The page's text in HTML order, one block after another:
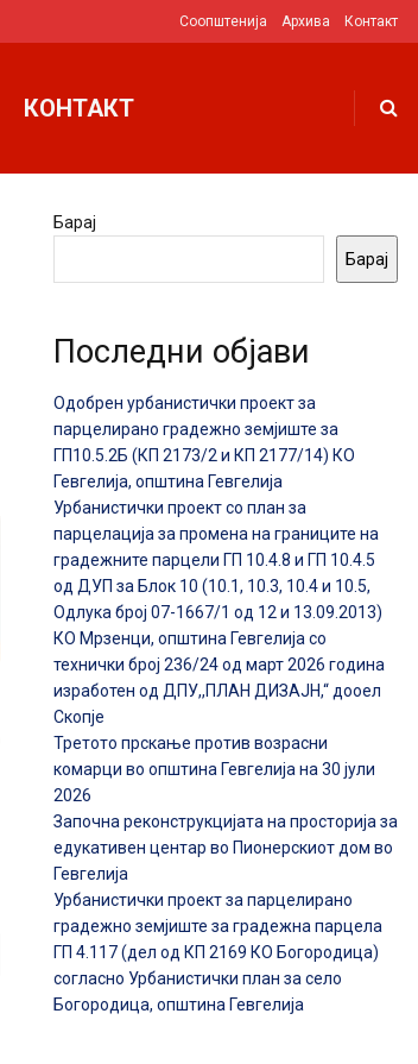
Соопштенија Архива Контакт
КОНТАКТ
Барај
Барај
Последни објави
Одобрен урбанистички проект за
парцелирано градежно земјиште за
ГП10.5.2Б (КП 2173/2 и КП 2177/14) КО
Гевгелија, општина Гевгелија
Урбанистички проект со план за
парцелација за промена на границите на
градежните парцели ГП 10.4.8 и ГП 10.4.5
од ДУП за Блок 10 (10.1, 10.3, 10.4 и 10.5,
Одлука број 07-1667/1 од 12 и 13.09.2013)
КО Мрзенци, општина Гевгелија со
технички број 236/24 од март 2026 година
изработен од ДПУ,,ПЛАН ДИЗАЈН,“ дооел
Скопје
Третото прскање против возрасни
комарци во општина Гевгелија на 30 јули
2026
Започна реконструкцијата на просторија за
едукативен центар во Пионерскиот дом во
Гевгелија
Урбанистички проект за парцелирано
градежно земјиште за градежна парцела
ГП 4.117 (дел од КП 2169 КО Богородица)
согласно Урбанистички план за село
Богородица, општина Гевгелија